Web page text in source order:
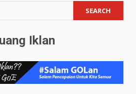
SEARCH
Iklan